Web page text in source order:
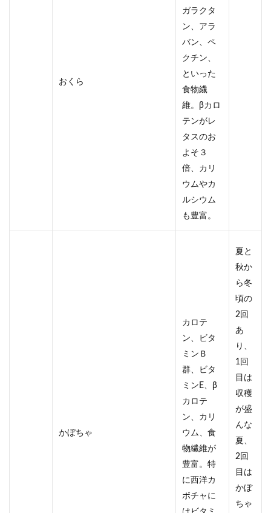
おくら
ガラクタ
ン、アラ
バン、ペ
クチン、
といった
食物繊
維。βカロ
テンがレ
タスのお
よそ３
倍、カリ
ウムやカ
ルシウム
も豊富。
かぼちゃ
カロテ
ン、ビタ
ミンＢ
群、ビタ
ミンE、β
カロテ
ン、カリ
ウム、食
物繊維が
豊富。特
に西洋カ
ボチャに
夏と
秋か
ら冬
頃の
2回
あ
り、
1回
目は
収穫
が盛
んな
夏、
2回
目は
かぼ
ちゃ